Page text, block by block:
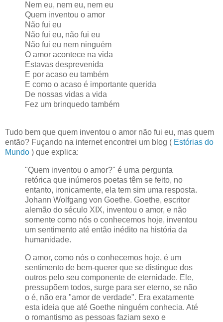
Nem eu, nem eu, nem eu
Quem inventou o amor
Não fui eu
Não fui eu, não fui eu
Não fui eu nem ninguém
O amor acontece na vida
Estavas desprevenida
E por acaso eu também
E como o acaso é importante querida
De nossas vidas a vida
Fez um brinquedo também
Tudo bem que quem inventou o amor não fui eu, mas quem
então? Fuçando na internet encontrei um blog ( Estórias do
Mundo ) que explica:
"Quem inventou o amor?" é uma pergunta
retórica que inúmeros poetas têm se feito, no
entanto, ironicamente, ela tem sim uma resposta.
Johann Wolfgang von Goethe. Goethe, escritor
alemão do século XIX, inventou o amor, e não
somente como nós o conhecemos hoje, inventou
um sentimento até então inédito na história da
humanidade.
O amor, como nós o conhecemos hoje, é um
sentimento de bem-querer que se distingue dos
outros pelo seu componente de eternidade. Ele,
pressupõem todos, surge para ser eterno, se não
o é, não era "amor de verdade". Era exatamente
esta ideia que até Goethe ninguém conhecia. Até
o romantismo as pessoas faziam sexo e